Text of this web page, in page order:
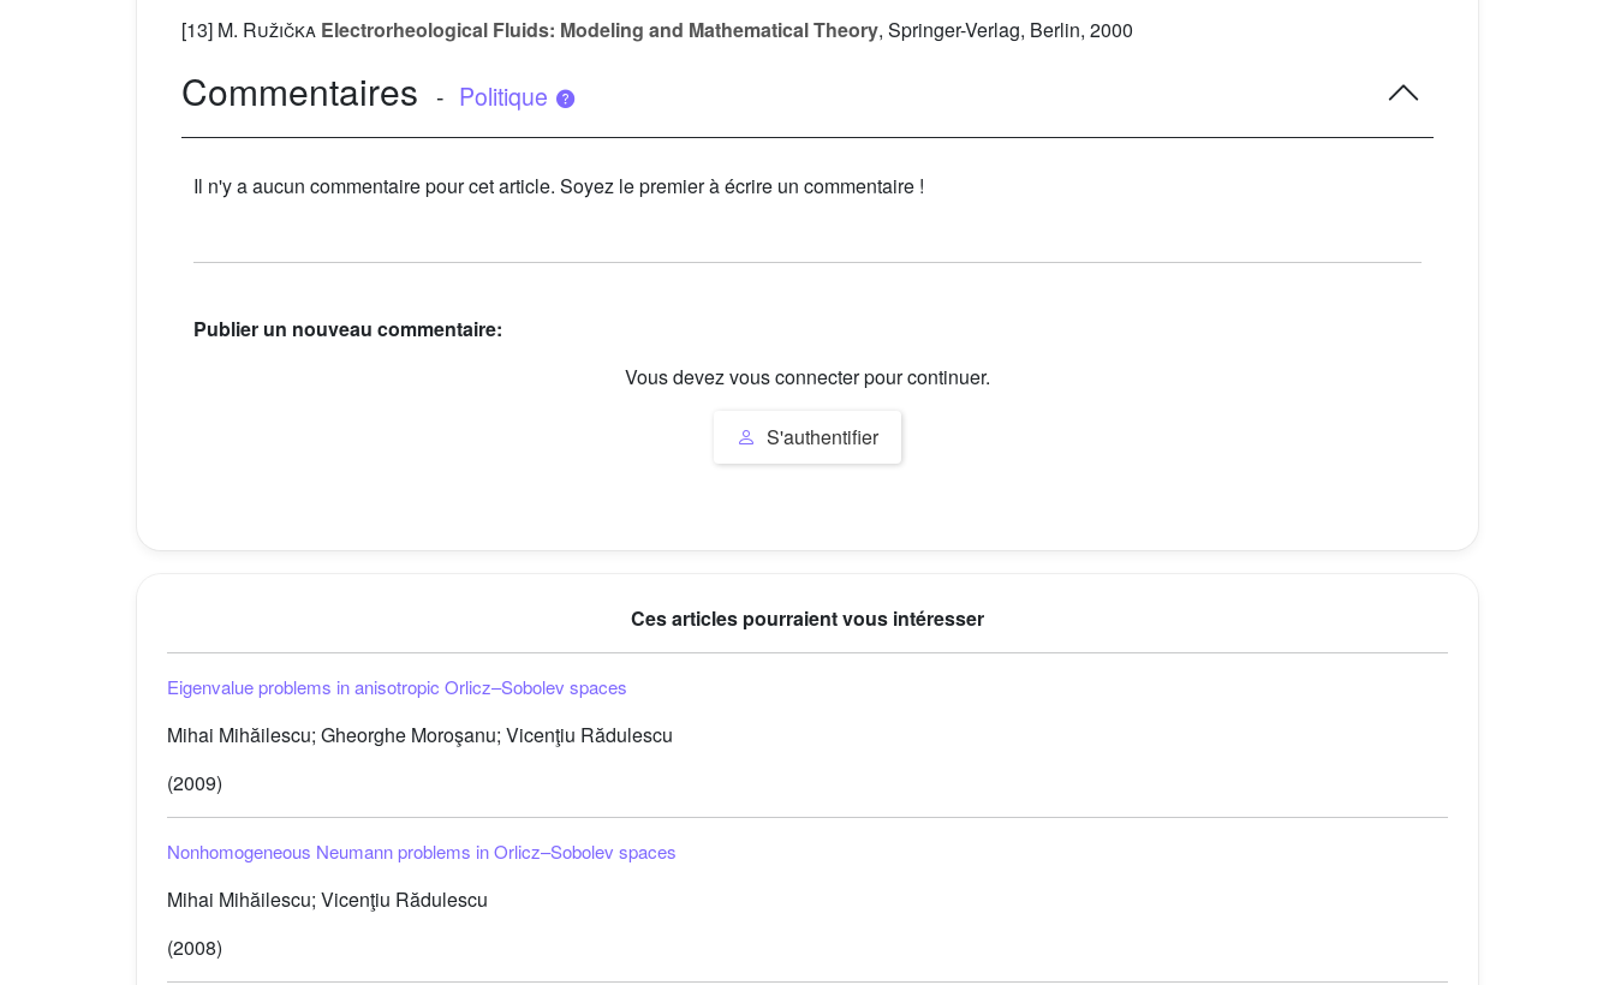
[13] M. Ružička Electrorheological Fluids: Modeling and Mathematical Theory, Springer-Verlag, Berlin, 2000
Commentaires - Politique
Il n'y a aucun commentaire pour cet article. Soyez le premier à écrire un commentaire !
Publier un nouveau commentaire:
Vous devez vous connecter pour continuer.
S'authentifier
Ces articles pourraient vous intéresser
Eigenvalue problems in anisotropic Orlicz–Sobolev spaces
Mihai Mihăilescu; Gheorghe Moroşanu; Vicenţiu Rădulescu
(2009)
Nonhomogeneous Neumann problems in Orlicz–Sobolev spaces
Mihai Mihăilescu; Vicenţiu Rădulescu
(2008)